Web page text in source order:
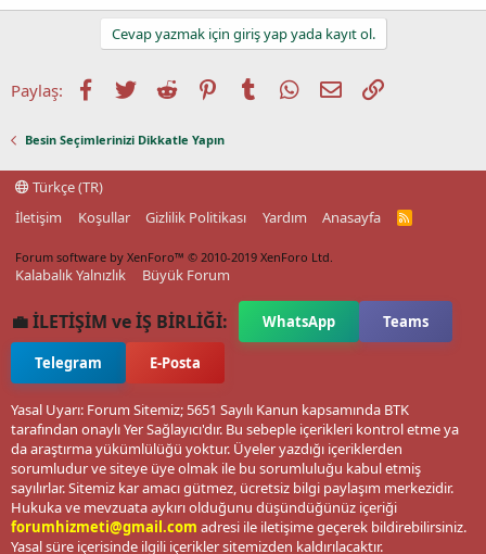
Cevap yazmak için giriş yap yada kayıt ol.
Paylaş: Facebook
TwitterReddit PinterestTumblrWhatsApp
E-postaLink
Besin Seçimlerinizi Dikkatle Yapın
Türkçe (TR)
İletişim
Koşullar Gizlilik Politikası Yardım Anasayfa
R
Forum software by XenForo™ © 2010-2019 XenForo Ltd.
Kalabalık Yalnızlık Büyük Forum
💼 İLETİŞİM ve İŞ BİRLİĞİ: WhatsApp Teams
Telegram E-Posta
Yasal Uyarı: Forum Sitemiz; 5651 Sayılı Kanun kapsamında BTK
tarafından onaylı Yer Sağlayıcı'dır. Bu sebeple içerikleri kontrol etme ya
da araştırma yükümlülüğü yoktur. Üyeler yazdığı içeriklerden
sorumludur ve siteye üye olmak ile bu sorumluluğu kabul etmiş
sayılırlar. Sitemiz kar amacı gütmez, ücretsiz bilgi paylaşım merkezidir.
Hukuka ve mevzuata aykırı olduğunu düşündüğünüz içeriği
forumhizmeti@gmail.com adresi ile iletişime geçerek bildirebilirsiniz.
Yasal süre içerisinde ilgili içerikler sitemizden kaldırılacaktır.